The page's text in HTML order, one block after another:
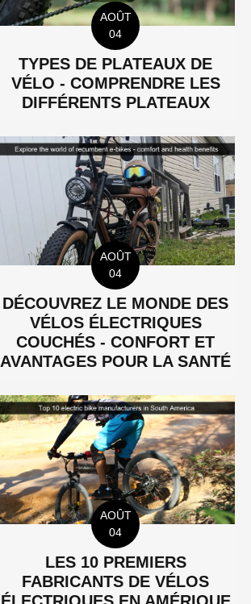
AOÛT
04
TYPES DE PLATEAUX DE
VÉLO - COMPRENDRE LES
DIFFÉRENTS PLATEAUX
AOÛT
04
DÉCOUVREZ LE MONDE DES
VÉLOS ÉLECTRIQUES
COUCHÉS - CONFORT ET
AVANTAGES POUR LA SANTÉ
AOÛT
04
LES 10 PREMIERS
FABRICANTS DE VÉLOS